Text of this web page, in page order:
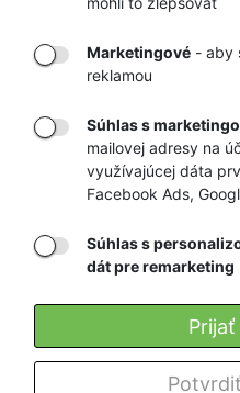
Marketingové - aby
reklamou
Súhlas s
mailovej adresy na
využívajúcej dáta
Facebook Ads,
Súhlas s
dát pre remarketing
TOVARU AŽ K
VÁM DOMOV
RÝCHLE
DORUČENIE